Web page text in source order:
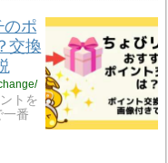
のポ
交換
トを
一番